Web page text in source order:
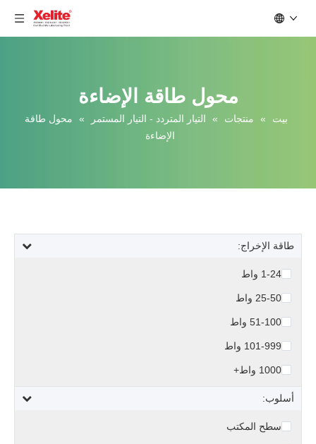
محول طاقة الإضاءة
بيت » منتجات » التيار المتردد - التيار المستمر »
محول طاقة
الإضاءة
طاقة الإخراج:
1-24 واط
25-50 واط
51-100 واط
101-999 واط
1000 واط+
أسلوب:
سطح المكتب